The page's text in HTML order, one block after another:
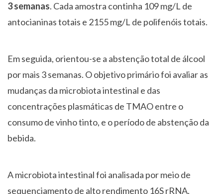
3 semanas. Cada amostra continha 109 mg/L de
antocianinas totais e 2155 mg/L de polifenóis totais.
Em seguida, orientou-se a abstenção total de álcool
por mais 3 semanas. O objetivo primário foi avaliar as
mudanças da microbiota intestinal e das
concentrações plasmáticas de TMAO entre o
consumo de vinho tinto, e o período de abstenção da
bebida.
A microbiota intestinal foi analisada por meio de
sequenciamento de alto rendimento 16S rRNA.